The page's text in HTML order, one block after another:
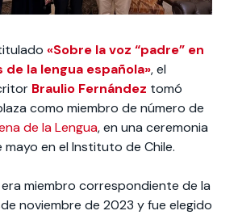
«Sobre la voz “padre” en
la lengua española», el
Braulio Fernández tomó
como miembro de número de
de la Lengua, en una ceremonia
mayo en el Instituto de Chile.
era miembro correspondiente de la
noviembre de 2023 y fue elegido